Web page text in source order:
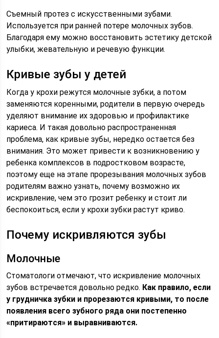
Съемный протез с искусственными зубами.
Используется при ранней потере молочных зубов.
Благодаря ему можно восстановить эстетику детской
улыбки, жевательную и речевую функции.
Кривые зубы у детей
Когда у крохи режутся молочные зубки, а потом
заменяются коренными, родители в первую очередь
уделяют внимание их здоровью и профилактике
кариеса. И такая довольно распространенная
проблема, как кривые зубы, нередко остается без
внимания. Это может привести к возникновению у
ребенка комплексов в подростковом возрасте,
поэтому еще на этапе прорезывания молочных зубов
родителям важно узнать, почему возможно их
искривление, чем это грозит ребенку и стоит ли
беспокоиться, если у крохи зубки растут криво.
Почему искривляются зубы
Молочные
Стоматологи отмечают, что искривление молочных
зубов встречается довольно редко. Как правило, если
у грудничка зубки и прорезаются кривыми, то после
появления всего зубного ряда они постепенно
«притираются» и выравниваются.